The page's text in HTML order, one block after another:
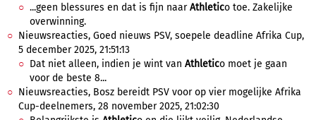
...geen blessures en dat is fijn naarAthletico toe. Zakelijke
overwinning.
Nieuwsreacties, Goed nieuws PSV, soepele deadline Afrika Cup,
5 december 2025, 21:51:13
Dat niet alleen, indien je wint van Athletico moet je gaan
voor de beste 8...
Nieuwsreacties, Bosz bereidt PSV voor op vier mogelijke Afrika
Cup-deelnemers, 28 november 2025, 21:02:30